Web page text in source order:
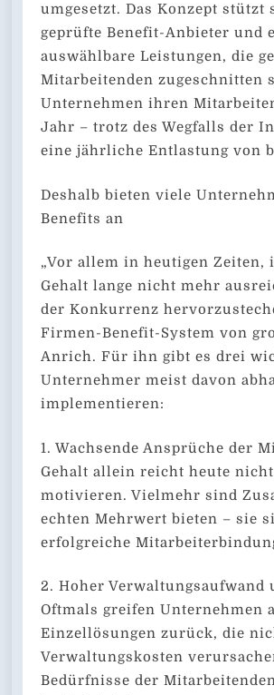
umgesetzt. Das Konzept
geprüfte Benefit-Anbieter
auswählbare Leistungen, die
Mitarbeitenden zugeschnitten
Unternehmen ihren
Jahr – trotz des Wegfalls der
eine jährliche Entlastung von
Deshalb bieten viele
Benefits an
„Vor allem in heutigen Zeiten,
Gehalt lange nicht mehr
der Konkurrenz
Firmen-Benefit-System von
Anrich. Für ihn gibt es drei
Unternehmer meist davon
implementieren:
1. Wachsende Ansprüche der
Gehalt allein reicht heute
motivieren. Vielmehr sind
echten Mehrwert bieten – sie
erfolgreiche
2. Hoher Verwaltungsaufwand
Oftmals greifen Unternehmen
Einzellösungen zurück, die
Verwaltungskosten
Bedürfnisse der